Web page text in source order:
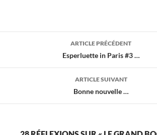
ARTICLE PRÉCÉDENT
Esperluette in Paris #3 …
ARTICLE SUIVANT
Bonne nouvelle …